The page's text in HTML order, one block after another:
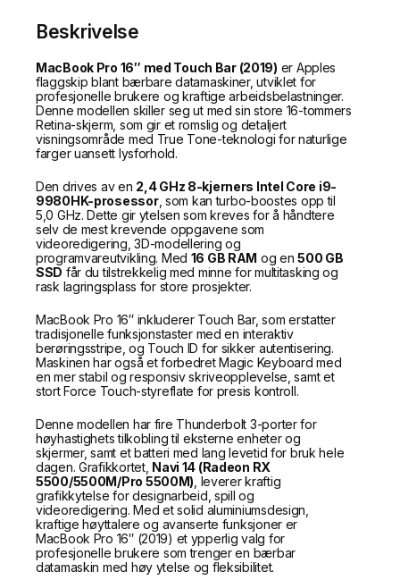
Beskrivelse
MacBook Pro 16″ med Touch Bar (2019) er Apples
flaggskip blant bærbare datamaskiner, utviklet for
profesjonelle brukere og kraftige arbeidsbelastninger.
Denne modellen skiller seg ut med sin store 16-tommers
Retina-skjerm, som gir et romslig og detaljert
visningsområde med True Tone-teknologi for naturlige
farger uansett lysforhold.
Den drives av en 2,4 GHz 8-kjerners Intel Core i9-
9980HK-prosessor, som kan turbo-boostes opp til
5,0 GHz. Dette gir ytelsen som kreves for å håndtere
selv de mest krevende oppgavene som
videoredigering, 3D-modellering og
programvareutvikling. Med 16 GB RAM og en500 GB
SSD får du tilstrekkelig med minne for multitasking og
rask lagringsplass for store prosjekter.
MacBook Pro 16″ inkluderer Touch Bar, som erstatter
tradisjonelle funksjonstaster med en interaktiv
berøringsstripe, og Touch ID for sikker autentisering.
Maskinen har også et forbedret Magic Keyboard med
en mer stabil og responsiv skriveopplevelse, samt et
stort Force Touch-styreflate for presis kontroll.
Denne modellen har fire Thunderbolt 3-porter for
høyhastighets tilkobling til eksterne enheter og
skjermer, samt et batteri med lang levetid for bruk hele
dagen. Grafikkortet, Navi 14 (Radeon RX
5500/5500M/Pro 5500M) , leverer kraftig
grafikkytelse for designarbeid, spill og
videoredigering. Med et solid aluminiumsdesign,
kraftige høyttalere og avanserte funksjoner er
MacBook Pro 16″ (2019) et ypperlig valg for
profesjonelle brukere som trenger en bærbar
datamaskin med høy ytelse og fleksibilitet.